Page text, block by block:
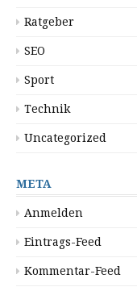
Ratgeber
SEO
Sport
Technik
Uncategorized
META
Anmelden
Eintrags-Feed
Kommentar-Feed